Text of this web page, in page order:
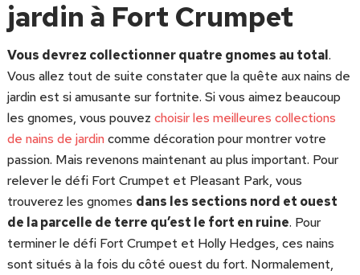
jardin à Fort Crumpet
Vous devrez collectionner quatre gnomes au total.
Vous allez tout de suite constater que la quête aux nains de
jardin est si amusante sur fortnite. Si vous aimez beaucoup
les gnomes, vous pouvez choisir les meilleures collections
de nains de jardincomme décoration pour montrer votre
passion. Mais revenons maintenant au plus important. Pour
relever le défi Fort Crumpet et Pleasant Park, vous
trouverez les gnomes dans les sections nord et ouest
de la parcelle de terre qu’est le fort en ruine. Pour
terminer le défi Fort Crumpet et Holly Hedges, ces nains
sont situés à la fois du côté ouest du fort. Normalement,